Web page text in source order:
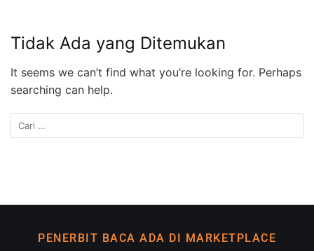
Tidak Ada yang Ditemukan
It seems we can’t find what you’re looking for. Perhaps
searching can help.
PENERBIT BACA ADA DI MARKETPLACE